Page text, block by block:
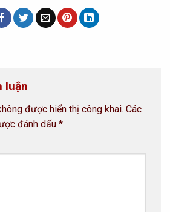
luận
được hiển thị công khai. Các
đánh dấu *